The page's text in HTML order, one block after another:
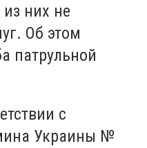
них не
Об этом
патрульной
с
Украины №